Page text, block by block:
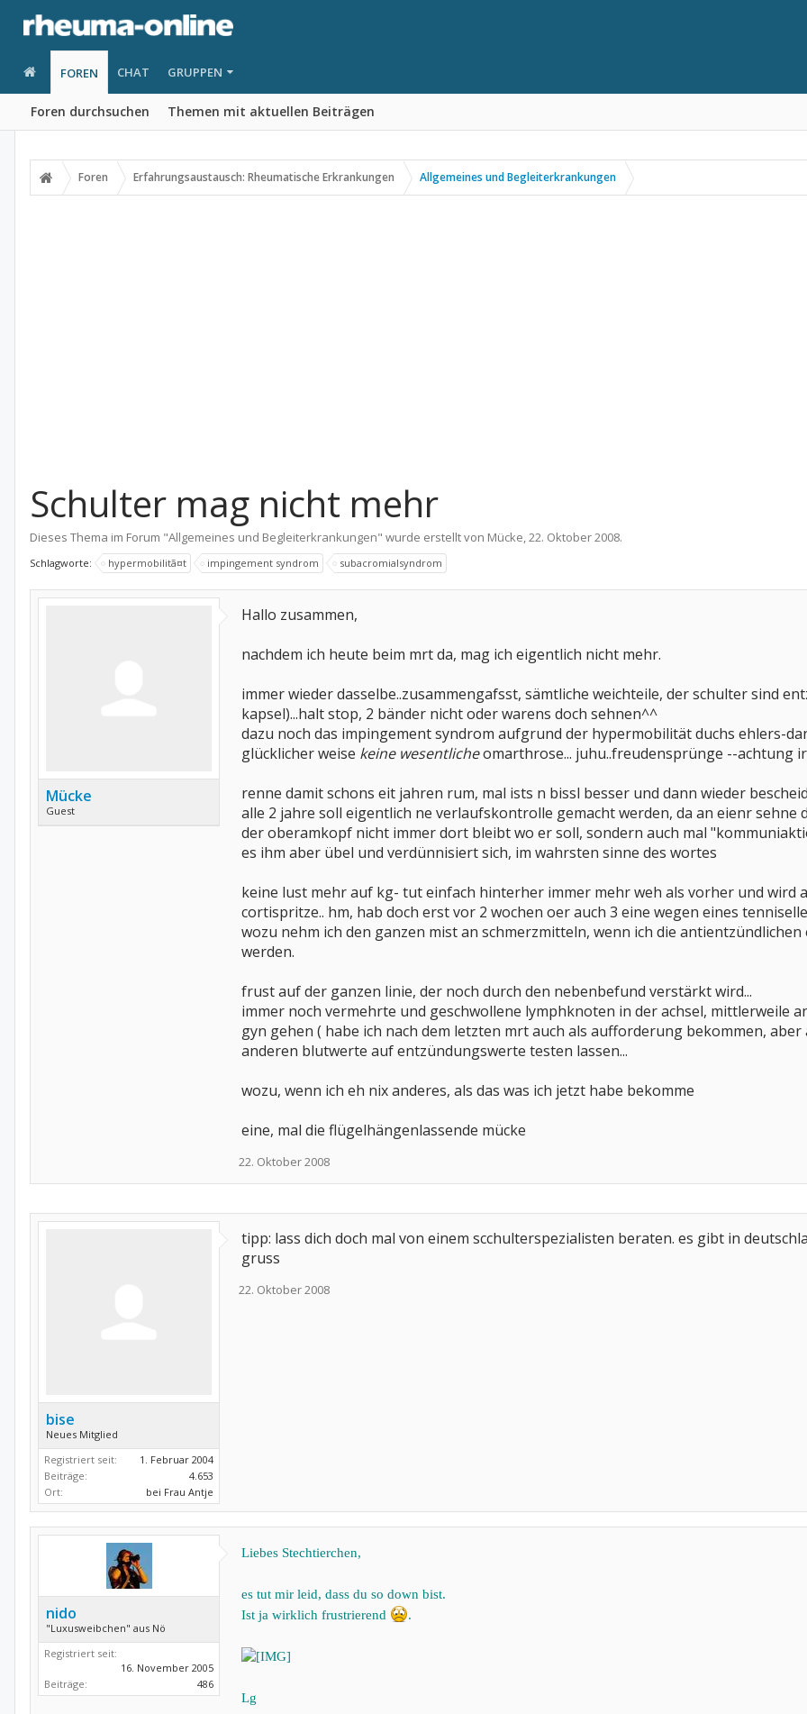
FOREN
Foren durchsuchen Themen mit aktuellen Beiträgen
CHAT GRUPPEN
Foren Erfahrungsaustausch: Rheumatische Erkrankungen Allgemeines und Begleiterkrankungen
Schulter mag nicht mehr
Dieses Thema im Forum "Allgemeines und Begleiterkrankungen" wurde erstellt von Mücke,22. Oktober 2008.
Schlagworte: hypermobilitã¤t impingement syndrom subacromialsyndrom
Mücke
Guest
Hallo zusammen,
nachdem ich heute beim mrt da, mag ich eigentlich nicht mehr.
immer wieder dasselbe..zusammengafsst, sämtliche weichteile, der schulter sind
kapsel)...halt stop, 2 bänder nicht oder warens doch sehnen^^
dazu noch das impingement syndrom aufgrund der hypermobilität duchs ehlers-
glücklicher weise keine wesentlicheomarthrose... juhu..freudensprünge --achtung
renne damit schons eit jahren rum, mal ists n bissl besser und dann wieder
alle 2 jahre soll eigentlich ne verlaufskontrolle gemacht werden, da an eienr
der oberamkopf nicht immer dort bleibt wo er soll, sondern auch mal
es ihm aber übel und verdünnisiert sich, im wahrsten sinne des wortes
keine lust mehr auf kg- tut einfach hinterher immer mehr weh als vorher und wird
cortispritze.. hm, hab doch erst vor 2 wochen oer auch 3 eine wegen eines
wozu nehm ich den ganzen mist an schmerzmitteln, wenn ich die
werden.
frust auf der ganzen linie, der noch durch den nebenbefund verstärkt wird...
immer noch vermehrte und geschwollene lymphknoten in der achsel, mittlerweile
gyn gehen ( habe ich nach dem letzten mrt auch als aufforderung bekommen,
anderen blutwerte auf entzündungswerte testen lassen...
wozu, wenn ich eh nix anderes, als das was ich jetzt habe bekomme
eine, mal die flügelhängenlassende mücke
22. Oktober 2008
bise
Neues Mitglied
Registriert seit:
1. Februar 2004
Beiträge:
4.653
Ort:
bei Frau Antje
tipp: lass dich doch mal von einem scchulterspezialisten beraten. es gibt in
gruss
22. Oktober 2008
nido
"Luxusweibchen" aus Nö
Registriert seit:
16. November 2005
Beiträge:
486
Liebes Stechtierchen,
es tut mir leid, dass du so down bist.
Ist ja wirklich frustrierend
.
Lg